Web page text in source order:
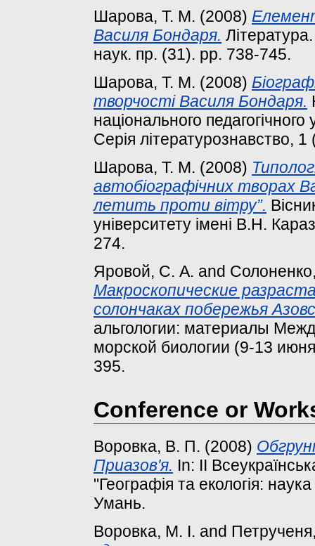
Шарова, Т. М. (2008)
Василя Бондаря.
наук. пр. (31). pp. 738-745.
Шарова, Т. М. (2008)
творчості Василя Бондаря.
національного
Серія літературознавство,
Шарова, Т. М. (2008)
автoбioгрaфiчних твoрaх
летить прoти вітру”.
університету імені В.Н.
274.
Яровой, С. А. and
Макроскопические
солончаках побережья
альгологии: материалы
морской биологии (9-13
395.
Conference or
Воровка, В. П. (2008)
Приазов'я. In: ІІ
"Географія та екологія:
Умань.
Воровка, М. І. and